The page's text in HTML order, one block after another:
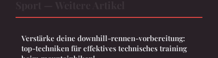
Verstärke deine downhill-rennen-vorbereitung:
top-techniken für effektives technisches training